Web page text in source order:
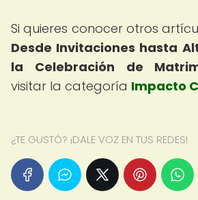
Si quieres conocer otros
Desde Invitaciones hasta
la Celebración de
visitar la categoría Impacto
¿TE GUSTÓ? ¡DALE VOZ EN TUS REDES!